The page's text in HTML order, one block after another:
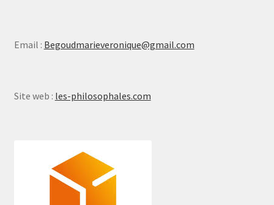
Email : Begoudmarieveronique@gmail.com
Site web : les-philosophales.com